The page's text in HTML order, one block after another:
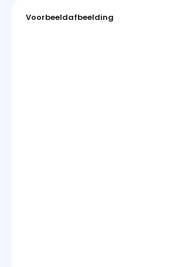
Voorbeeldafbeelding